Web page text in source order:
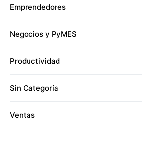
Emprendedores
Negocios y PyMES
Productividad
Sin Categoría
Ventas